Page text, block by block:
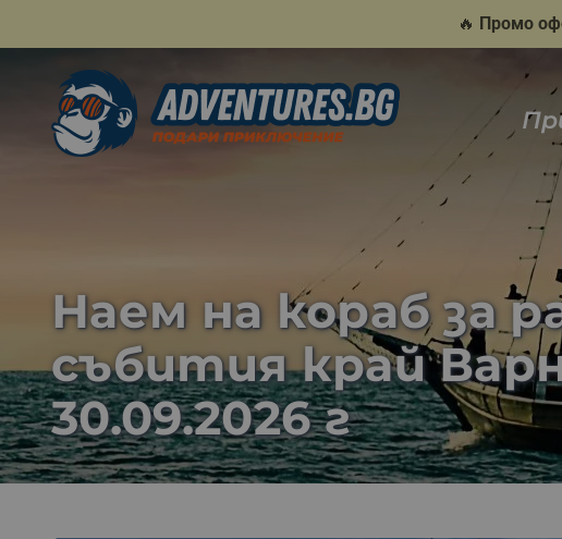
🔥 Промо
Наем на кораб за
събития край
30.09.2026 г